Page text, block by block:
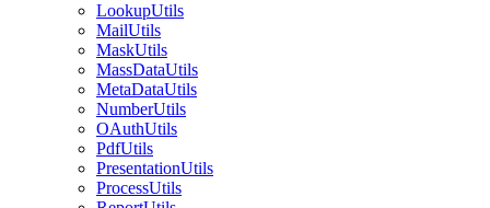
LookupUtils
MailUtils
MaskUtils
MassDataUtils
MetaDataUtils
NumberUtils
OAuthUtils
PdfUtils
PresentationUtils
ProcessUtils